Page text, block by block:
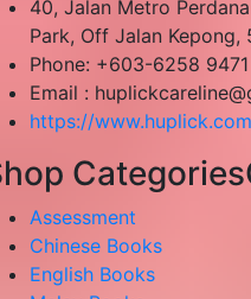
40, Jalan Metro
Park, Off Jalan Kepong,
Phone: +603-6258 9471
Email :
https://www.huplick.com
Categories
Assessment
Chinese Books
English Books